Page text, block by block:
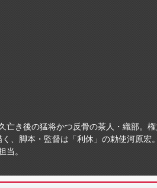
亡き後の猛将かつ反骨の茶人・織部。
、脚本・監督は「利休」の勅使河原宏
当。